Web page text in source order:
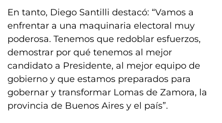
En tanto, Diego Santilli destacó: “Vamos a
enfrentar a una maquinaria electoral muy
poderosa. Tenemos que redoblar esfuerzos,
demostrar por qué tenemos al mejor
candidato a Presidente, al mejor equipo de
gobierno y que estamos preparados para
gobernar y transformar Lomas de Zamora, la
provincia de Buenos Aires y el país”.